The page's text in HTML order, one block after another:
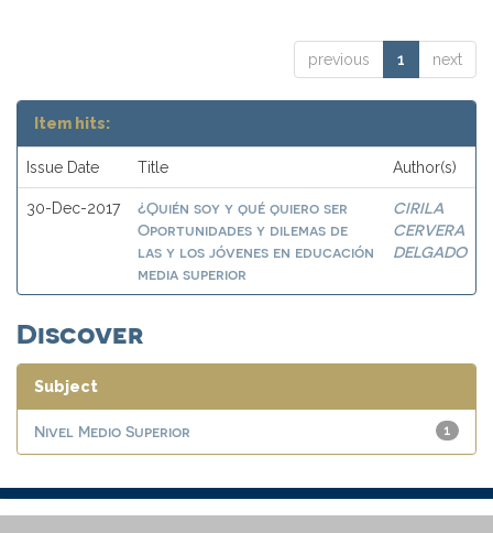
previous 1 next
Item hits:
Issue Date Title Author(s)
30-Dec-2017
¿Quién soy y qué quiero ser
Oportunidades y dilemas de
las y los jóvenes en educación
media superior
CIRILA
CERVERA
DELGADO
Discover
Subject
1
Nivel Medio Superior